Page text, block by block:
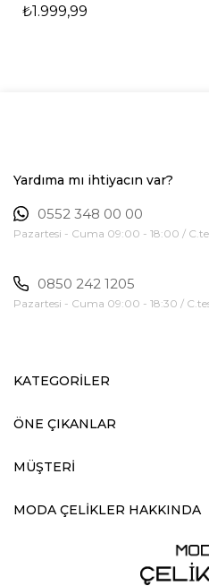
₺1.999,99
Yardıma mı ihtiyacın var?
0552 348 00 00
Pazartesi - Cuma 09:00 - 18:00 /
0850 242 1205
Pazartesi - Cuma 09:00 - 18:30 /
KATEGORİLER
ÖNE ÇIKANLAR
MÜŞTERİ
MODA ÇELİKLER HAKKINDA